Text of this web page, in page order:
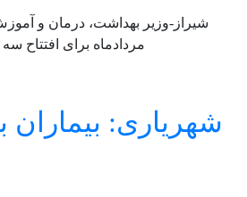
مردادماه برای افتتاح
شهریاری: بیماران